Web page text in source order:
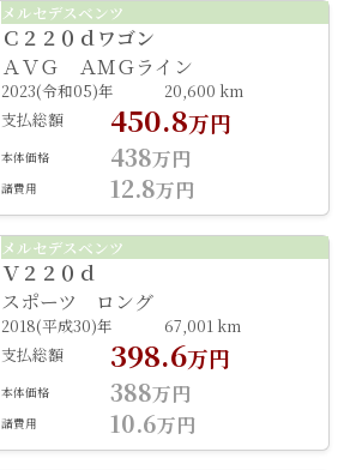
メルセデスベンツ
Ｃ２２０ｄワゴン
ＡＶＧ ＡＭＧライン
2023(令和05)年
20,600 km
支払総額
450.8万円
本体価格 438万円
諸費用 12.8万円
メルセデスベンツ
Ｖ２２０ｄ
スポーツ ロング
2018(平成30)年
67,001 km
支払総額
398.6万円
本体価格 388万円
諸費用 10.6万円